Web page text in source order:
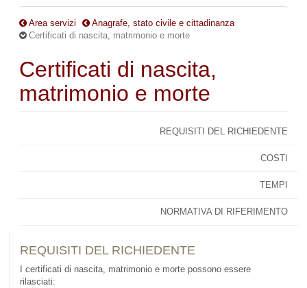
Area servizi
Anagrafe, stato civile e cittadinanza
Certificati di nascita, matrimonio e morte
Certificati di nascita,
matrimonio e morte
REQUISITI DEL RICHIEDENTE
COSTI
TEMPI
NORMATIVA DI RIFERIMENTO
REQUISITI DEL RICHIEDENTE
I certificati di nascita, matrimonio e morte possono essere
rilasciati: